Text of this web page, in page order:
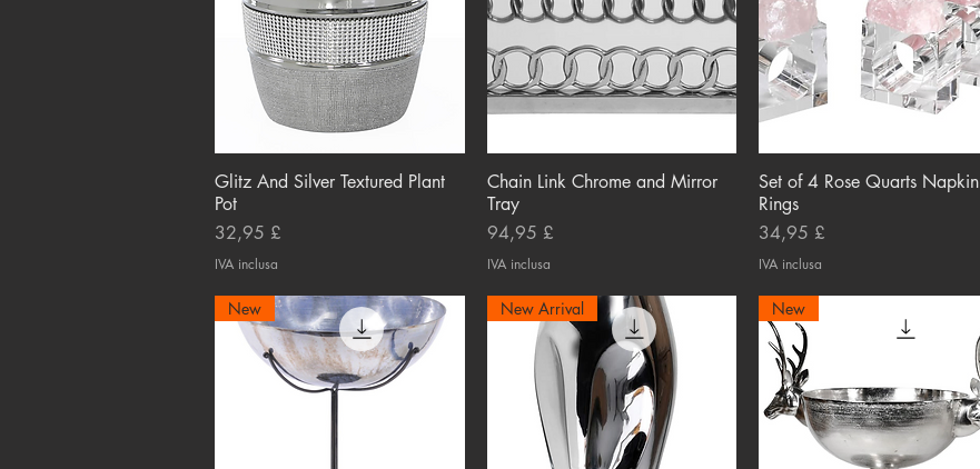
Vista rapida
Glitz And Silver Textured Plant
Pot
Prezzo
32,95 £
IVA inclusa
Vista rapida
Chain Link Chrome and Mirror
Tray
Prezzo
94,95 £
IVA inclusa
Vista rapida
Set of 4 Rose Quarts Napkin
Rings
Prezzo
34,95 £
IVA inclusa
New New Arrival New